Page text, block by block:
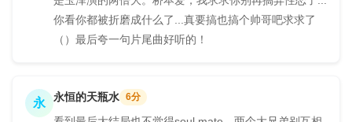
你看你都被折磨成什么了...真要搞也搞个帅哥吧求求了
（）最后夸一句片尾曲好听的！
永 永恒的天瓶水 6分